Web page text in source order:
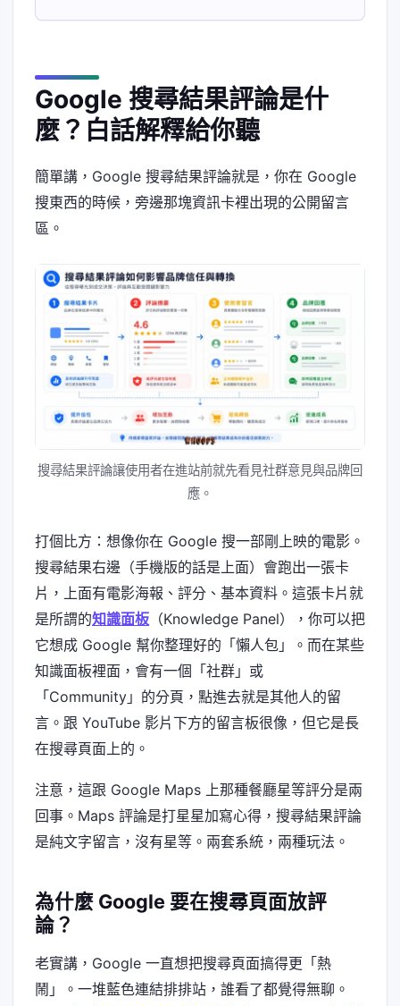
Google 搜尋結果評論是什
麼？白話解釋給你聽
簡單講，Google 搜尋結果評論就是，你在 Google
搜東西的時候，旁邊那塊資訊卡裡出現的公開留言
區。
搜尋結果評論讓使用者在進站前就先看見社群意見與品牌回
應。
打個比方：想像你在 Google 搜一部剛上映的電影。
搜尋結果右邊（手機版的話是上面）會跑出一張卡
片，上面有電影海報、評分、基本資料。這張卡片就
是所謂的知識面板 （Knowledge Panel），你可以把
它想成 Google 幫你整理好的「懶人包」。而在某些
知識面板裡面，會有一個「社群」或
「Community」的分頁，點進去就是其他人的留
言。跟 YouTube 影片下方的留言板很像，但它是長
在搜尋頁面上的。
注意，這跟 Google Maps 上那種餐廳星等評分是兩
回事。Maps 評論是打星星加寫心得，搜尋結果評論
是純文字留言，沒有星等。兩套系統，兩種玩法。
為什麼 Google 要在搜尋頁面放評
論？
老實講，Google 一直想把搜尋頁面搞得更「熱
鬧」。一堆藍色連結排排站，誰看了都覺得無聊。